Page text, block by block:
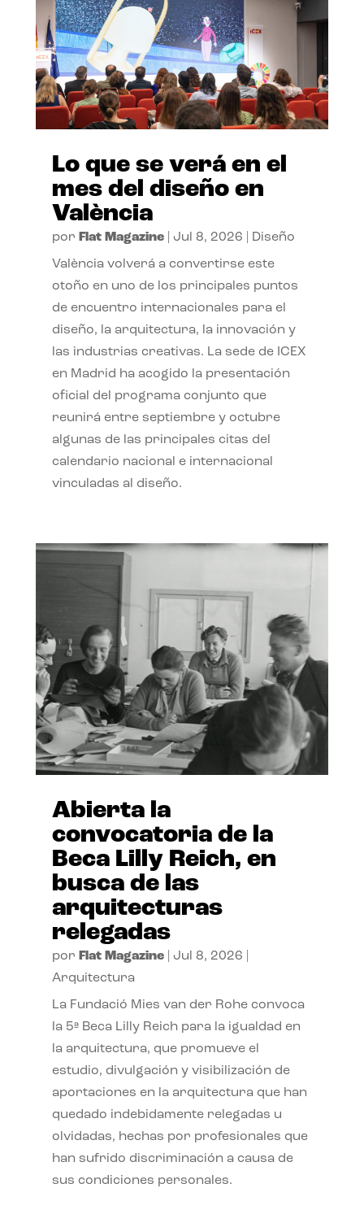
Lo que se verá en el
mes del diseño en
València
por Flat Magazine| Jul 8, 2026 Diseño
València volverá a convertirse este
otoño en uno de los principales puntos
de encuentro internacionales para el
diseño, la arquitectura, la innovación y
las industrias creativas. La sede de ICEX
en Madrid ha acogido la presentación
oficial del programa conjunto que
reunirá entre septiembre y octubre
algunas de las principales citas del
calendario nacional e internacional
vinculadas al diseño.
Abierta la
convocatoria de la
Beca Lilly Reich, en
busca de las
arquitecturas
relegadas
por Flat Magazine| Jul 8, 2026
Arquitectura
La Fundació Mies van der Rohe convoca
la 5ª Beca Lilly Reich para la igualdad en
la arquitectura, que promueve el
estudio, divulgación y visibilización de
aportaciones en la arquitectura que han
quedado indebidamente relegadas u
olvidadas, hechas por profesionales que
han sufrido discriminación a causa de
sus condiciones personales.